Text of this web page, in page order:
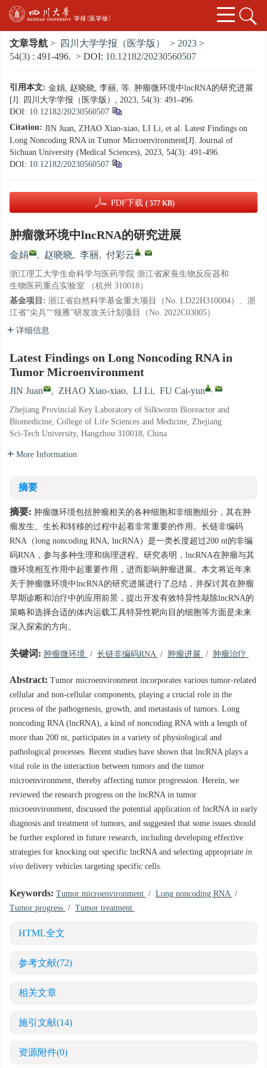
文章导航 > 四川大学学报（医学版） > 2023 >
54(3) : 491-496. > DOI: 10.12182/20230560507
引用本文: 金娟, 赵晓晓, 李丽, 等. 肿瘤微环境中lncRNA的研究进展
[J]. 四川大学学报（医学版）, 2023, 54(3): 491-496.
DOI: 10.12182/20230560507
Citation: JIN Juan, ZHAO Xiao-xiao, LI Li, et al. Latest Findings on
Long Noncoding RNA in Tumor Microenvironment[J]. Journal of
Sichuan University (Medical Sciences), 2023, 54(3): 491-496.
DOI: 10.12182/20230560507
PDF下载 ( 577 KB)
肿瘤微环境中lncRNA的研究进展
金娟 , 赵晓晓, 李丽, 付彩云 ,
浙江理工大学生命科学与医药学院 浙江省家蚕生物反应器和
生物医药重点实验室 （杭州 310018）
基金项目: 浙江省自然科学基金重大项目（No. LD22H310004）、浙
江省“尖兵”“领雁”研发攻关计划项目（No. 2022C03005）
详细信息
Latest Findings on Long Noncoding RNA in
Tumor Microenvironment
JIN Juan , ZHAO Xiao-xiao, LI Li, FU Cai-yun ,
Zhejiang Provincial Key Laboratory of Silkworm Bioreactor and
Biomedicine, College of Life Sciences and Medicine, Zhejiang
Sci-Tech University, Hangzhou 310018, China
More Information
摘要
摘要: 肿瘤微环境包括肿瘤相关的各种细胞和非细胞组分，其在肿
瘤发生、生长和转移的过程中起着非常重要的作用。长链非编码
RNA（long noncoding RNA, lncRNA）是一类长度超过200 nt的非编
码RNA，参与多种生理和病理进程。研究表明，lncRNA在肿瘤与其
微环境相互作用中起重要作用，进而影响肿瘤进展。本文将近年来
关于肿瘤微环境中lncRNA的研究进展进行了总结，并探讨其在肿瘤
早期诊断和治疗中的应用前景，提出开发有效特异性敲除lncRNA的
策略和选择合适的体内运载工具特异性靶向目的细胞等方面是未来
深入探索的方向。
关键词: 肿瘤微环境 / 长链非编码RNA / 肿瘤进展 / 肿瘤治疗
Abstract: Tumor microenvironment incorporates various tumor-related
cellular and non-cellular components, playing a crucial role in the
process of the pathogenesis, growth, and metastasis of tumors. Long
noncoding RNA (lncRNA), a kind of noncoding RNA with a length of
more than 200 nt, participates in a variety of physiological and
pathological processes. Recent studies have shown that lncRNA plays a
vital role in the interaction between tumors and the tumor
microenvironment, thereby affecting tumor progression. Herein, we
reviewed the research progress on the lncRNA in tumor
microenvironment, discussed the potential application of lncRNA in early
diagnosis and treatment of tumors, and suggested that some issues should
be further explored in future research, including developing effective
strategies for knocking out specific lncRNA and selecting appropriate in
vivo delivery vehicles targeting specific cells.
Keywords: Tumor microenvironment / Long noncoding RNA /
Tumor progress / Tumor treatment
HTML全文
参考文献(72)
相关文章
施引文献(14)
资源附件(0)